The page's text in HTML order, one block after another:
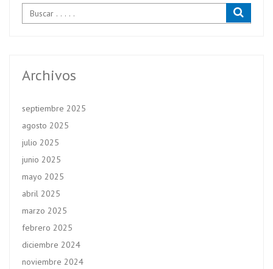
Archivos
septiembre 2025
agosto 2025
julio 2025
junio 2025
mayo 2025
abril 2025
marzo 2025
febrero 2025
diciembre 2024
noviembre 2024